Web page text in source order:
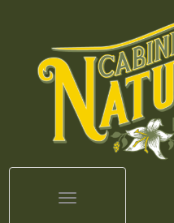
Toggle navigation